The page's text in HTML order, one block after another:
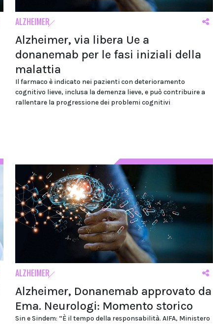
ALZHEIMER
Alzheimer, via libera Ue a
donanemab per le fasi iniziali della
malattia
Il farmaco è indicato nei pazienti con deterioramento
cognitivo lieve, inclusa la demenza lieve, e può contribuire a
rallentare la progressione dei problemi cognitivi
ALZHEIMER
Alzheimer, Donanemab approvato da
Ema. Neurologi: Momento storico
Sin e Sindem: “È il tempo della responsabilità. AIFA, Ministero